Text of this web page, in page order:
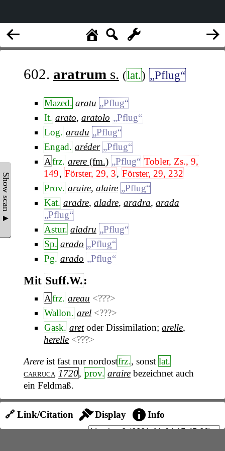
Show scan ▲
602. aratrum s. (lat.) „Pflug“
Mazed. aratu „Pflug“
It. arato, aratolo „Pflug“
Log. aradu „Pflug“
Engad. aréder „Pflug“
Afrz. arere (fm.) „Pflug“ Tobler, Zs., 9,
149, Förster, 29, 3, Förster, 29, 232
Prov. araire, alaire „Pflug“
Kat. aradre, aladre, aradra, arada
„Pflug“
Astur. aladru „Pflug“
Sp. arado „Pflug“
Pg. arado „Pflug“
Mit Suff.W.:
Afrz. areau <???>
Wallon. arel <???>
Gask. aretoder Dissimilation; arelle,
herelle <???>
Arere ist fast nur nordostfrz., sonst lat.
carruca 1720, prov. araire bezeichnet auch
ein Feldmaß.
Ablt.
aradé <???>
🔗 Link/Citation Display Info